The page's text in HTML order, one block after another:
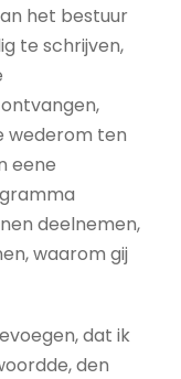
het bestuur
te schrijven,
wederom ten
eene
deelnemen,
waarom gij
dat ik
den